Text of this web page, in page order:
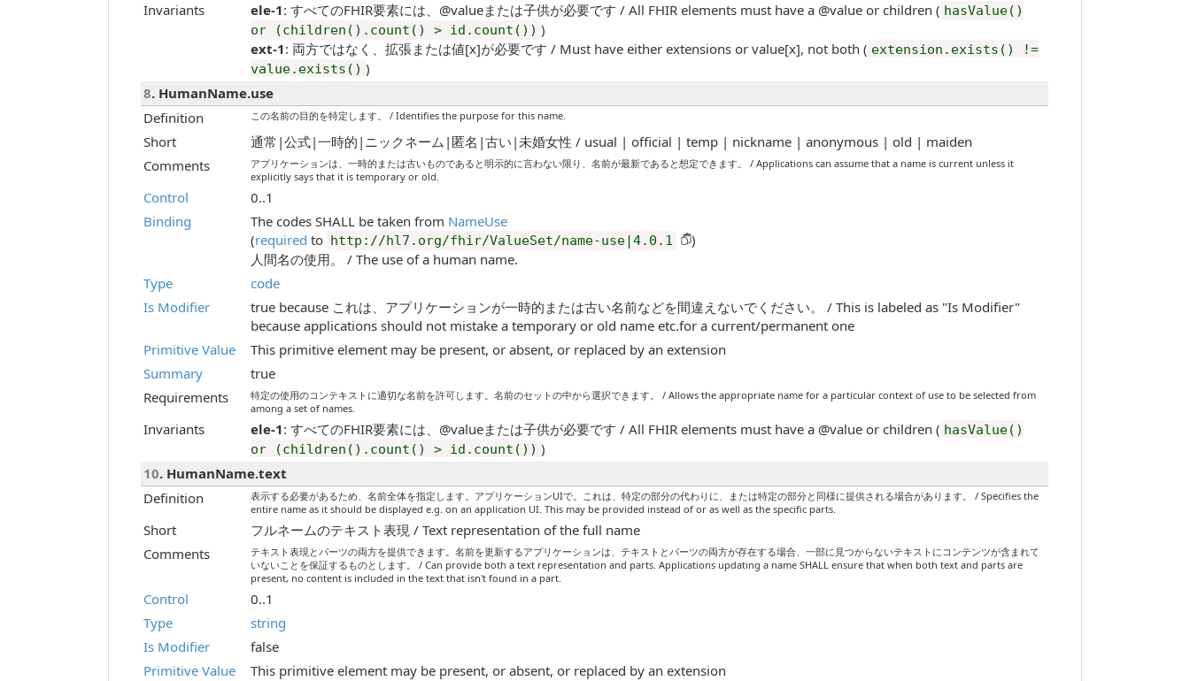
Invariants
ele-1: すべてのFHIR要素には、@valueまたは子供が必要です / All FHIR elements must have a @value or children ( hasValue()
or (children().count() > id.count()) )
ext-1: 両方ではなく、拡張または値[x]が必要です / Must have either extensions or value[x], not both ( extension.exists() !=
value.exists() )
8. HumanName.use
Definition
この名前の目的を特定します。 / Identifies the purpose for this name.
Short
通常|公式|一時的|ニックネーム|匿名|古い|未婚女性 / usual | official | temp | nickname | anonymous | old | maiden
Comments
アプリケーションは、一時的または古いものであると明示的に言わない限り、名前が最新であると想定できます。 / Applications can assume that a name is current unless it
explicitly says that it is temporary or old.
Control
0..1
Binding
The codes SHALL be taken from NameUse
(required to http://hl7.org/fhir/ValueSet/name-use|4.0.1
)
人間名の使用。 / The use of a human name.
Type
code
Is Modifier
true because これは、アプリケーションが一時的または古い名前などを間違えないでください。 / This is labeled as "Is Modifier"
because applications should not mistake a temporary or old name etc.for a current/permanent one
Primitive Value
This primitive element may be present, or absent, or replaced by an extension
Summary
true
Requirements
特定の使用のコンテキストに適切な名前を許可します。名前のセットの中から選択できます。 / Allows the appropriate name for a particular context of use to be selected from
among a set of names.
Invariants ele-1: すべてのFHIR要素には、@valueまたは子供が必要です / All FHIR elements must have a @value or children ( hasValue()
or (children().count() > id.count()) )
10. HumanName.text
Definition
表示する必要があるため、名前全体を指定します。アプリケーションUIで。これは、特定の部分の代わりに、または特定の部分と同様に提供される場合があります。 / Specifies the
entire name as it should be displayed e.g. on an application UI. This may be provided instead of or as well as the specific parts.
Short
フルネームのテキスト表現 / Text representation of the full name
Comments
テキスト表現とパーツの両方を提供できます。名前を更新するアプリケーションは、テキストとパーツの両方が存在する場合、一部に見つからないテキストにコンテンツが含まれて
いないことを保証するものとします。 / Can provide both a text representation and parts. Applications updating a name SHALL ensure that when both text and parts are
present, no content is included in the text that isn't found in a part.
Control
0..1
Type
string
Is Modifier
false
Primitive Value
This primitive element may be present, or absent, or replaced by an extension